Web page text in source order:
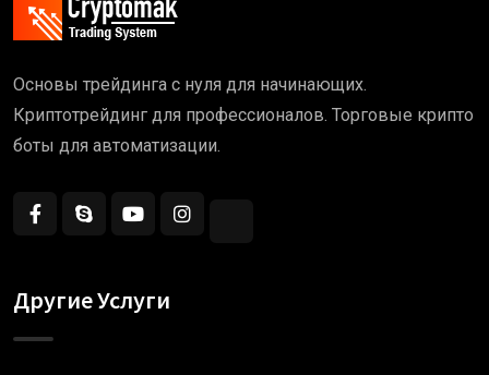
Основы трейдинга с нуля для начинающих.
Криптотрейдинг для профессионалов. Торговые крипто
боты для автоматизации.
Другие Услуги